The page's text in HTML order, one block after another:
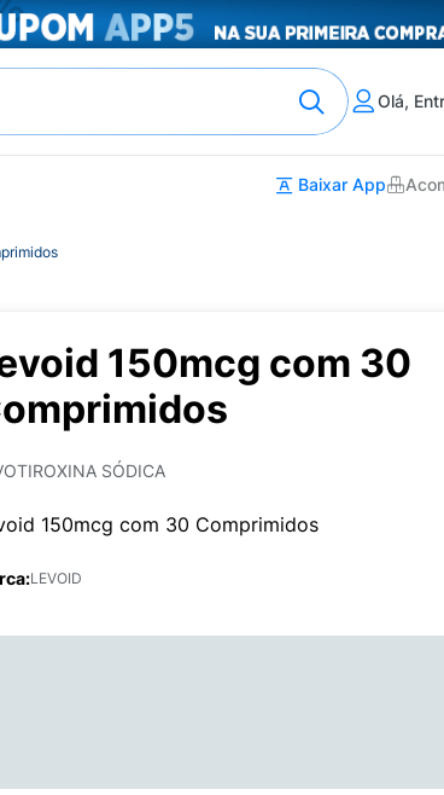
Olá,
Baixar App
150mcg com 30
SÓDICA
150mcg com 30 Comprimidos
LEVOID